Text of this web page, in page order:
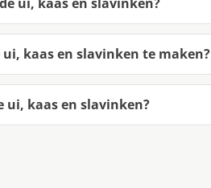
kaas en slavinken te maken?
kaas en slavinken?